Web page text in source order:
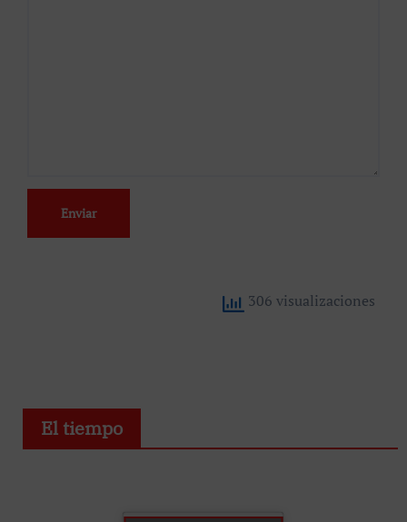
306 visualizaciones
El tiempo